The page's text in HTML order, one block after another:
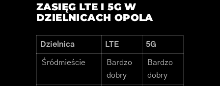
ZASIĘG LTE I 5G W
DZIELNICACH OPOLA
Dzielnica LTE 5G
Śródmieście
Bardzo
dobry
Bardzo
dobry